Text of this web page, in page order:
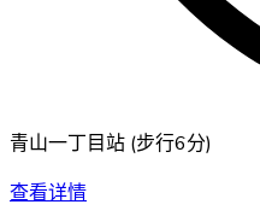
青山一丁目站 (步行6分)
查看详情